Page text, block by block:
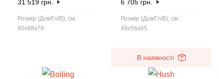
31 519 грн.
Розмір (Дов/Гл/В), см.:
80x88x78
6 705 грн.
Розмір (Дов/Гл/В), см.:
49x56x85
В наявності